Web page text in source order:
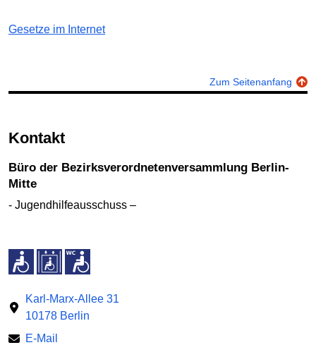
Gesetze im Internet
Zum Seitenanfang
Kontakt
Büro der Bezirksverordnetenversammlung Berlin-
Mitte
- Jugendhilfeausschuss –
Karl-Marx-Allee 31
10178 Berlin
E-Mail